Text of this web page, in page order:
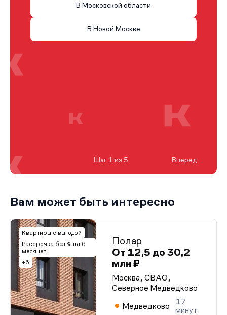
В Московской области
В Новой Москве
Шаг 1 из 5 Вперед
Вам может быть интересно
Квартиры с выгодой
Рассрочка без % на 6
месяцев
+6
Полар
От 12,5 до 30,2
млн ₽
Москва, СВАО,
Северное Медведково
Медведково
17
минут